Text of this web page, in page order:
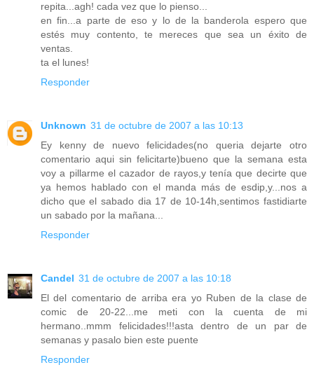
repita...agh! cada vez que lo pienso...
en fin...a parte de eso y lo de la banderola espero que
estés muy contento, te mereces que sea un éxito de
ventas.
ta el lunes!
Responder
Unknown 31 de octubre de 2007 a las 10:13
Ey kenny de nuevo felicidades(no queria dejarte otro
comentario aqui sin felicitarte)bueno que la semana esta
voy a pillarme el cazador de rayos,y tenía que decirte que
ya hemos hablado con el manda más de esdip,y...nos a
dicho que el sabado dia 17 de 10-14h,sentimos fastidiarte
un sabado por la mañana...
Responder
Candel 31 de octubre de 2007 a las 10:18
El del comentario de arriba era yo Ruben de la clase de
comic de 20-22...me meti con la cuenta de mi
hermano..mmm felicidades!!!asta dentro de un par de
semanas y pasalo bien este puente
Responder